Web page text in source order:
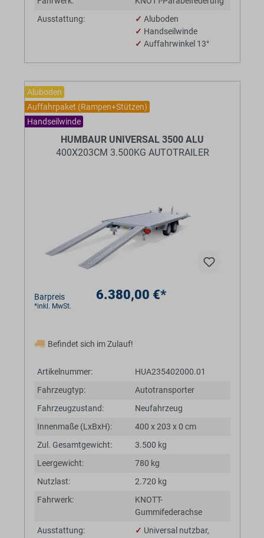
Ausstattung:
✓ Aluboden
✓ Handseilwinde
✓ Auffahrwinkel 13°
Aluboden
Auffahrpaket (Rampen+Stützen)
Handseilwinde
HUMBAUR UNIVERSAL 3500 ALU
400X203CM 3.500KG AUTOTRAILER
Barpreis 6.380,00 €*
*inkl. MwSt.
Befindet sich im Zulauf!
Artikelnummer:
HUA235402000.01
Fahrzeugtyp:
Autotransporter
Fahrzeugzustand:
Neufahrzeug
Innenmaße (LxBxH):
400 x 203 x 0 cm
Zul. Gesamtgewicht:
3.500 kg
Leergewicht:
780 kg
Nutzlast:
2.720 kg
Fahrwerk:
KNOTT-
Gummifederachse
Ausstattung:
✓ Universal nutzbar,